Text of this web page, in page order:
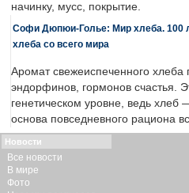
начинку, мусс, покрытие.
Софи Дюпюи-Голье: Мир хлеба. 100
хлеба со всего мира
Аромат свежеиспеченного хлеба
эндорфинов, гормонов счастья.
генетическом уровне, ведь хлеб
основа повседневного рациона
Новости
Все новости
В мире
Фото